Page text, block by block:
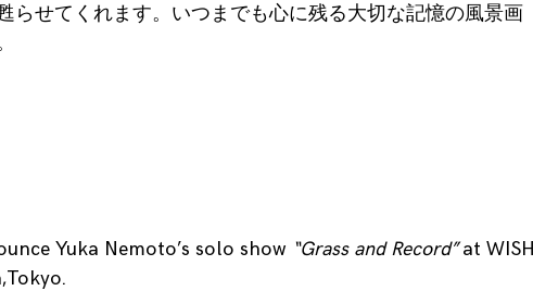
らせてくれます。いつまでも心に残る大切な記憶の風景画
Yuka Nemoto’s solo show “Grass and Record”at WISH